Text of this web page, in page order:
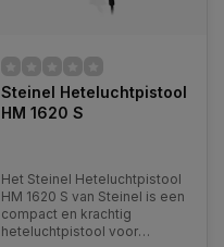
Steinel Heteluchtpistool
HM 1620 S
Het Steinel Heteluchtpistool
HM 1620 S van Steinel is een
compact en krachtig
heteluchtpistool voor